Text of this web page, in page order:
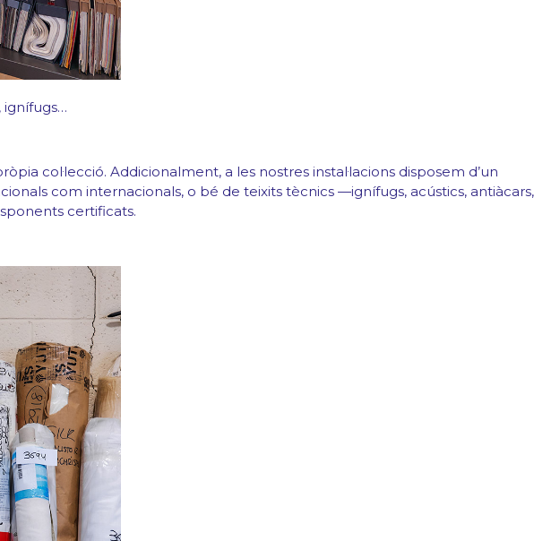
ignífugs…
col·lecció. Addicionalment, a les nostres instal·lacions disposem d’un
com internacionals, o bé de teixits tècnics —ignífugs, acústics, antiàcars,
certificats.